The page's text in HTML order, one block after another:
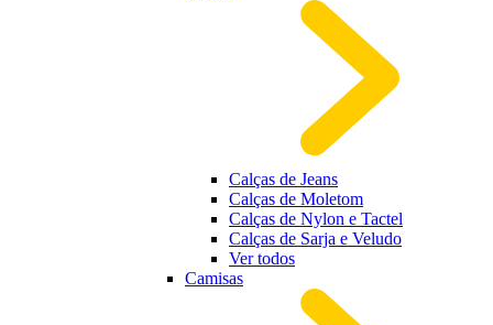
Calças de Jeans
Calças de Moletom
Calças de Nylon e Tactel
Calças de Sarja e Veludo
Ver todos
Camisas